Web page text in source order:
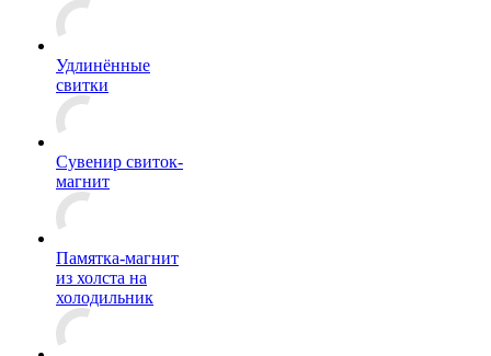
Удлинённые
свитки
Сувенир свиток-
магнит
Памятка-магнит
из холста на
холодильник